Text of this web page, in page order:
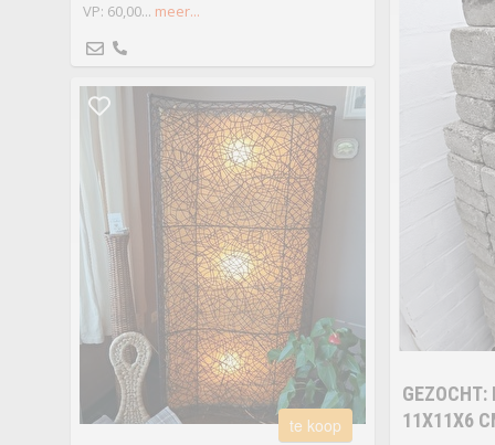
VP: 60,00... meer...
GEZOCHT:
11X11X6
te koop